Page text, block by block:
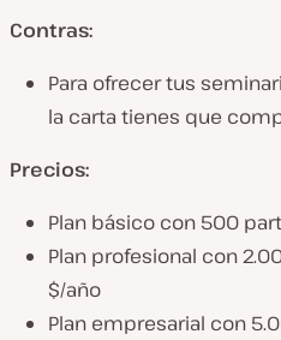
Contras:
Para ofrecer tus
la carta tienes que
Precios:
Plan básico con 500
Plan profesional con
$/año
Plan empresarial con